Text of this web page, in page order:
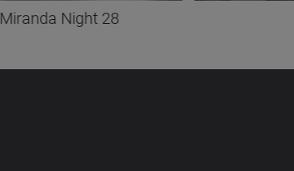
Miranda Night 28